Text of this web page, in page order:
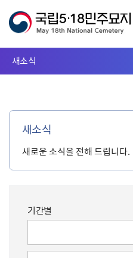
새소식
새소식
새로운 소식을 전해 드립니다.
기간별